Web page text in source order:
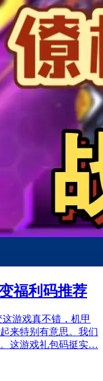
福利码推荐
游戏真不错，机甲
来特别有意思。我们
这游戏礼包码挺实…